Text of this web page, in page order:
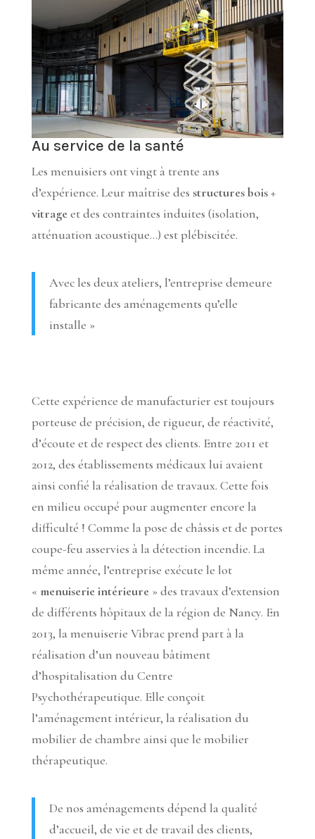
Au service de la santé
Les menuisiers ont vingt à trente ans
d’expérience. Leur maîtrise des structures bois +
vitrage et des contraintes induites (isolation,
atténuation acoustique…) est plébiscitée.
Avec les deux ateliers, l’entreprise demeure
fabricante des aménagements qu’elle
installe »
Cette expérience de manufacturier est toujours
porteuse de précision, de rigueur, de réactivité,
d’écoute et de respect des clients. Entre 2011 et
2012, des établissements médicaux lui avaient
ainsi confié la réalisation de travaux. Cette fois
en milieu occupé pour augmenter encore la
difficulté ! Comme la pose de châssis et de portes
coupe-feu asservies à la détection incendie. La
même année, l’entreprise exécute le lot
« menuiserie intérieure » des travaux d’extension
de différents hôpitaux de la région de Nancy. En
2013, la menuiserie Vibrac prend part à la
réalisation d’un nouveau bâtiment
d’hospitalisation du Centre
Psychothérapeutique. Elle conçoit
l’aménagement intérieur, la réalisation du
mobilier de chambre ainsi que le mobilier
thérapeutique.
De nos aménagements dépend la qualité
d’accueil, de vie et de travail des clients,